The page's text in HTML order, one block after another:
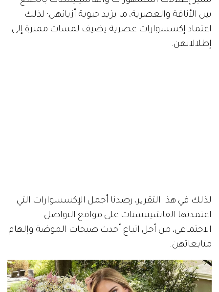
بين الأناقة والعصرية، ما يزيد حيوية أزيائهن؛ لذلك
اعتماد إكسسوارات عصرية يضيف لمسات مميزة إلى
إطلالاتهن.
لذلك في هذا التقرير، رصدنا أجمل الإكسسوارات التي
اعتمدتها الفاشينيستات على مواقع التواصل
الاجتماعي، من أجل اتباع أحدث صيحات الموضة وإلهام
متابعاتهن.